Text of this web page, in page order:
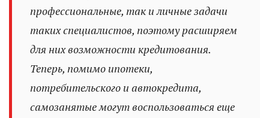
профессиональные, так и личные задачи
таких специалистов, поэтому расширяем
для них возможности кредитования.
Теперь, помимо ипотеки,
потребительского и автокредита,
самозанятые могут воспользоваться еще